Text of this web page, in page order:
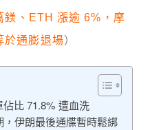
鎂、ETH 漲逾 6%，摩
於通膨退場）
比 71.8% 遭血洗
伊朗最後通牒暫時鬆綁